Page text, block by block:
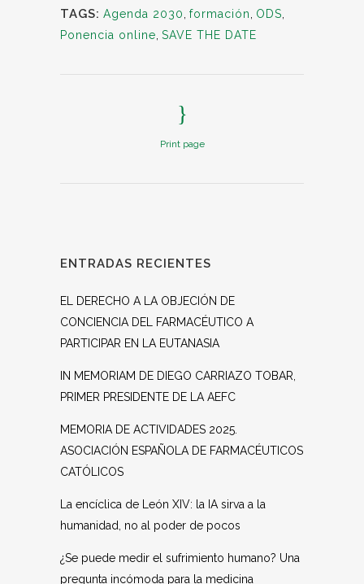
TAGS: Agenda 2030 formación ODS
Ponencia online SAVE THE DATE
Print page
ENTRADAS RECIENTES
EL DERECHO A LA OBJECIÓN DE
CONCIENCIA DEL FARMACÉUTICO A
PARTICIPAR EN LA EUTANASIA
IN MEMORIAM DE DIEGO CARRIAZO TOBAR,
PRIMER PRESIDENTE DE LA AEFC
MEMORIA DE ACTIVIDADES 2025.
ASOCIACIÓN ESPAÑOLA DE FARMACÉUTICOS
CATÓLICOS
La encíclica de León XIV: la IA sirva a la
humanidad, no al poder de pocos
¿Se puede medir el sufrimiento humano? Una
pregunta incómoda para la medicina